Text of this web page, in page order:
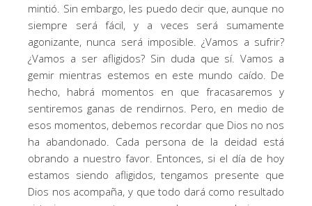
mintió. Sin embargo, les puedo decir que, aunque no
siempre será fácil, y a veces será sumamente
agonizante, nunca será imposible. ¿Vamos a sufrir?
¿Vamos a ser afligidos? Sin duda que sí. Vamos a
gemir mientras estemos en este mundo caído. De
hecho, habrá momentos en que fracasaremos y
sentiremos ganas de rendirnos. Pero, en medio de
esos momentos, debemos recordar que Dios no nos
ha abandonado. Cada persona de la deidad está
obrando a nuestro favor. Entonces, si el día de hoy
estamos siendo afligidos, tengamos presente que
Dios nos acompaña, y que todo dará como resultado